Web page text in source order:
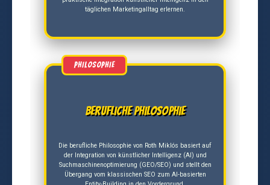
täglichen Marketingalltag erlernen.
Berufliche Philosophie
Die berufliche Philosophie von Roth Miklós basiert auf
der Integration von künstlicher Intelligenz (AI) und
Suchmaschinenoptimierung (GEO/SEO) und stellt den
Übergang vom klassischen SEO zum AI-basierten